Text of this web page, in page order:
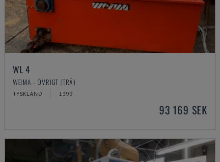
WL 4
WEIMA - ÖVRIGT (TRÄ)
TYSKLAND 1999
93 169 SEK